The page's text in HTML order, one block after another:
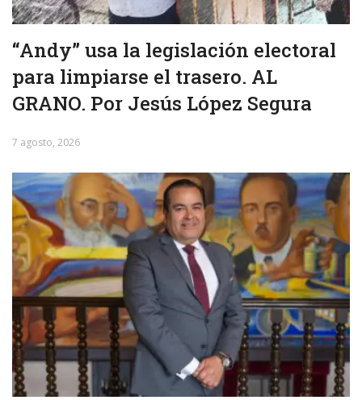
“Andy” usa la legislación electoral
para limpiarse el trasero. AL
GRANO. Por Jesús López Segura
7 agosto, 2026